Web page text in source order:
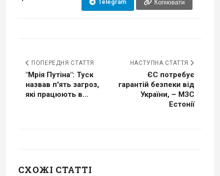
Telegram Копіювати
ПОПЕРЕДНЯ СТАТТЯ
"Мрія Путіна": Туск
назвав п'ять загроз,
які працюють в...
НАСТУПНА СТАТТЯ
ЄС потребує
гарантій безпеки від
України, – МЗС
Естонії
СХОЖІ СТАТТІ